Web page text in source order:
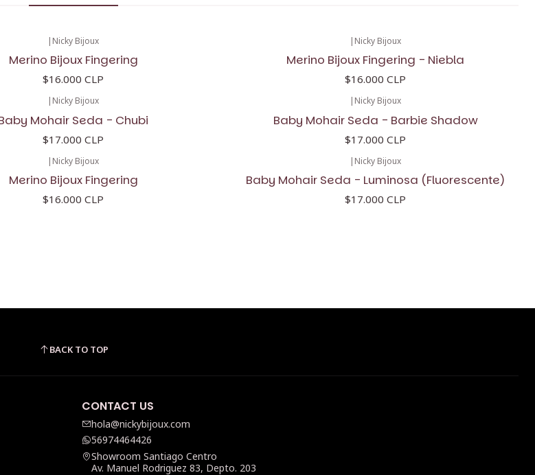
| Nicky Bijoux
Merino Bijoux Fingering
$16.000 CLP
| Nicky Bijoux
Merino Bijoux Fingering - Niebla
$16.000 CLP
| Nicky Bijoux
Mohair Seda - Chubi
$17.000 CLP
| Nicky Bijoux
Baby Mohair Seda - Barbie Shadow
$17.000 CLP
| Nicky Bijoux
Merino Bijoux Fingering
$16.000 CLP
| Nicky Bijoux
Baby Mohair Seda - Luminosa (Fluorescente)
$17.000 CLP
BACK TO TOP
CONTACT US
hola@nickybijoux.com
56974464426
Showroom Santiago Centro
Av. Manuel Rodriguez 83, Depto. 203